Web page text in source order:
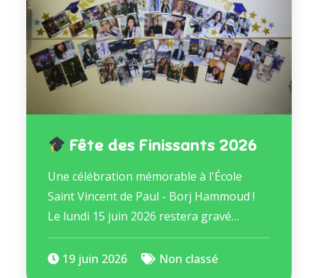
Fête des Finissants 2026
Une célébration mémorable à l'École
Saint Vincent de Paul - Borj Hammoud !
Le lundi 15 juin 2026 restera gravé…
19 juin 2026 Non classé